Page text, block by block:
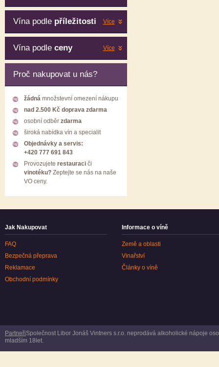
Více
Vína podle příležitosti
Více
Vína podle ceny
Proč nakupovat u nás?
žádnámnožstevní omezení nákupu
nad 2.500 Kč doprava zdarma
osobní odběr zdarma
široká nabídka vín a specialit
Objednávky a servis:
+420 777 691 843
Provozujete restauraci či
vinotéku? Zeptejte se nás na naše
VO ceny.
Jak Nakupovat
FAQ
Bezpečná přeprava
Reklamace
Obchodní podmínky
Informace o víně
Země a oblasti
Vinařství
Články o víně
PartneřiSpolečnost Libor Jonáš Vintners s.r.o. neprodává alkoholické nápoje
mladším 18let.